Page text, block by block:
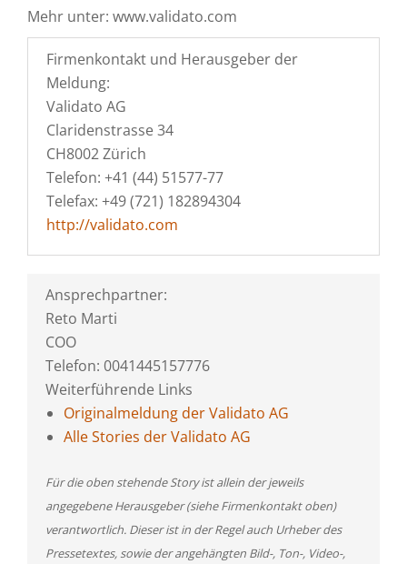
Mehr unter: www.validato.com
Firmenkontakt und Herausgeber der
Meldung:
Validato AG
Claridenstrasse 34
CH8002 Zürich
Telefon: +41 (44) 51577-77
Telefax: +49 (721) 182894304
http://validato.com
Ansprechpartner:
Reto Marti
COO
Telefon: 0041445157776
Weiterführende Links
Originalmeldung der Validato AG
Alle Stories der Validato AG
Für die oben stehende Story ist allein der jeweils
angegebene Herausgeber (siehe Firmenkontakt oben)
verantwortlich. Dieser ist in der Regel auch Urheber des
Pressetextes, sowie der angehängten Bild-, Ton-, Video-,